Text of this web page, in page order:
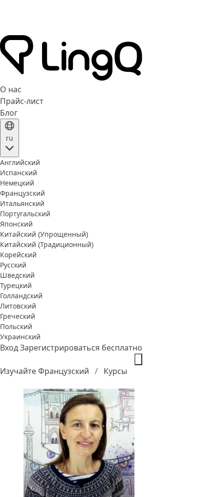
О нас
Прайс-лист
Блог
ru
Английский
Испанский
Немецкий
Французский
Итальянский
Португальский
Японский
Китайский (Упрощенный)
Китайский (Традиционный)
Корейский
Русский
Шведский
Турецкий
Голландский
Литовский
Греческий
Польский
Украинский
ВходЗарегистрироваться бесплатно
Изучайте Французский Курсы